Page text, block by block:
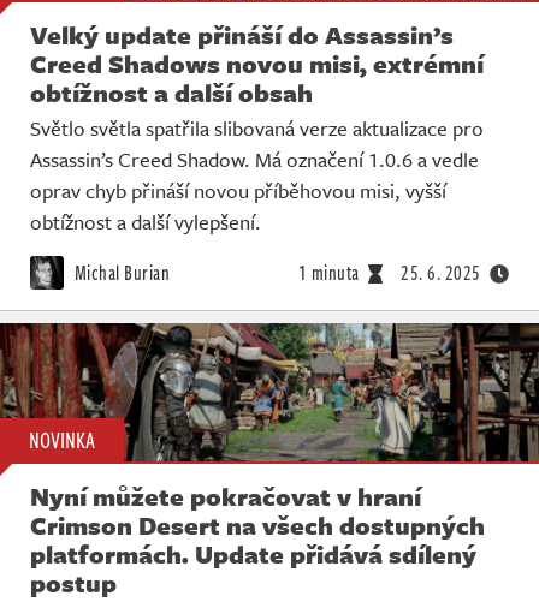
Velký update přináší do Assassin’s
Creed Shadows novou misi, extrémní
obtížnost a další obsah
Světlo světla spatřila slibovaná verze aktualizace pro
Assassin’s Creed Shadow. Má označení 1.0.6 a vedle
oprav chyb přináší novou příběhovou misi, vyšší
obtížnost a další vylepšení.
Michal Burian 1 minuta 25. 6. 2025
NOVINKA
Nyní můžete pokračovat v hraní
Crimson Desert na všech dostupných
platformách. Update přidává sdílený
postup